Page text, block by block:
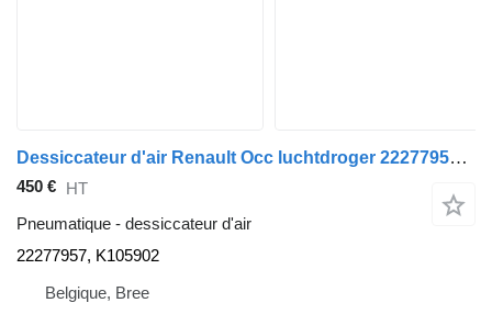
Dessiccateur d'air Renault Occ luchtdroger 22277957 pour camion
450 € HT
Pneumatique - dessiccateur d'air
22277957, K105902
Belgique, Bree